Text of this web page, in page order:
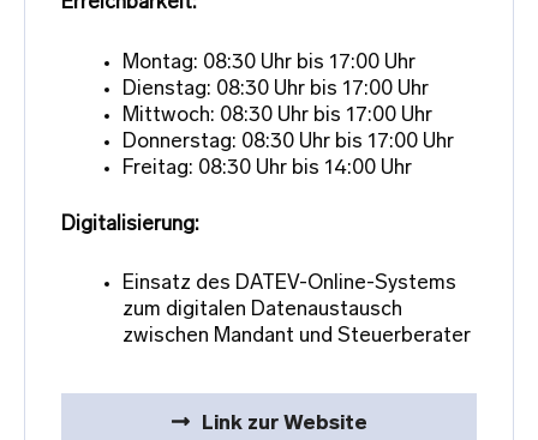
Montag: 08:30 Uhr bis 17:00 Uhr
Dienstag: 08:30 Uhr bis 17:00 Uhr
Mittwoch: 08:30 Uhr bis 17:00 Uhr
Donnerstag: 08:30 Uhr bis 17:00 Uhr
Freitag: 08:30 Uhr bis 14:00 Uhr
Digitalisierung:
Einsatz des DATEV-Online-Systems
zum digitalen Datenaustausch
zwischen Mandant und Steuerberater
Link zur Website